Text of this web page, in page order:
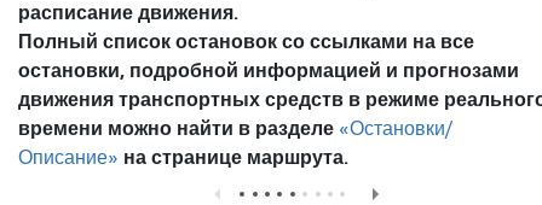
расписание движения.
Полный список остановок со ссылками на все
остановки, подробной информацией и прогнозами
движения транспортных средств в режиме
времени можно найти в разделе «Остановки/
Описание» на странице маршрута.